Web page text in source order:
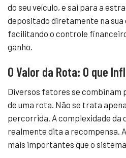
do seu veículo, e sai para a
depositado diretamente na sua
facilitando o controle
ganho.
O Valor da Rota: O que
Diversos fatores se combinam
de uma rota. Não se trata
percorrida. A complexidade da
realmente dita a recompensa.
mais importantes que o